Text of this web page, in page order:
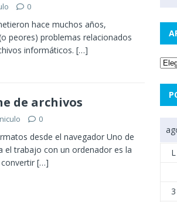
0
hace muchos años,
peores) problemas relacionados
informáticos. […]
de archivos
0
desde el navegador Uno de
el trabajo con un ordenador es la
[…]
L
3